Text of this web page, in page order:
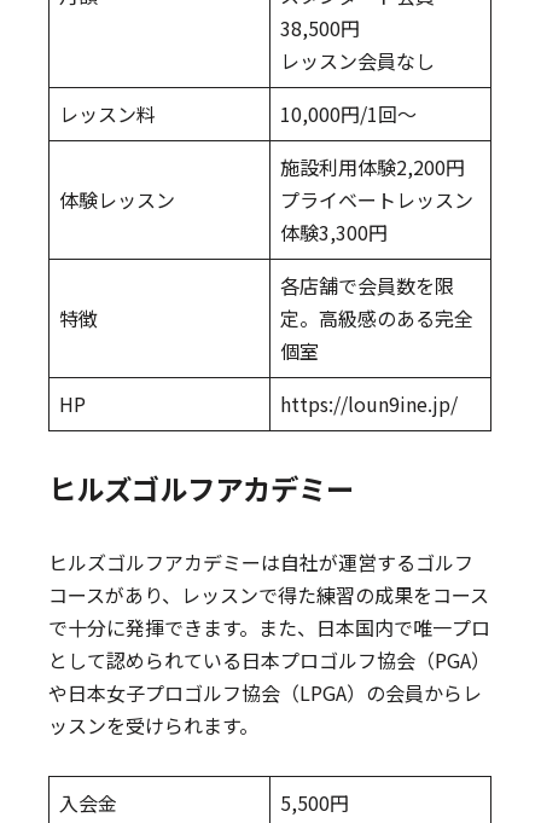
38,500円
レッスン会員なし
レッスン料
10,000円/1回～
体験レッスン
施設利用体験2,200円
プライベートレッスン
体験3,300円
特徴
各店舗で会員数を限
定。高級感のある完全
個室
HP
https://loun9ine.jp/
ヒルズゴルフアカデミー
ヒルズゴルフアカデミーは自社が運営するゴルフ
コースがあり、レッスンで得た練習の成果をコース
で十分に発揮できます。また、日本国内で唯一プロ
として認められている日本プロゴルフ協会（PGA）
や日本女子プロゴルフ協会（LPGA）の会員からレ
ッスンを受けられます。
入会金
5,500円